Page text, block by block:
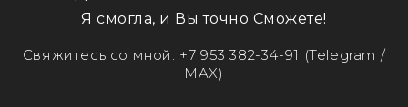
Я смогла, и Вы точно Сможете!
Свяжитесь со мной: +7 953 382-34-91 (Telegram /
MAX)